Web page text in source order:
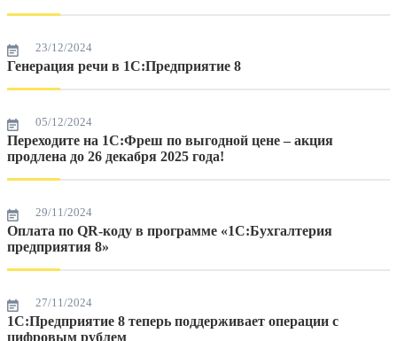
23/12/2024
Генерация речи в 1С:Предприятие 8
05/12/2024
Переходите на 1C:Фреш по выгодной цене – акция
продлена до 26 декабря 2025 года!
29/11/2024
Оплата по QR-коду в программе «1С:Бухгалтерия
предприятия 8»
27/11/2024
1С:Предприятие 8 теперь поддерживает операции с
цифровым рублем